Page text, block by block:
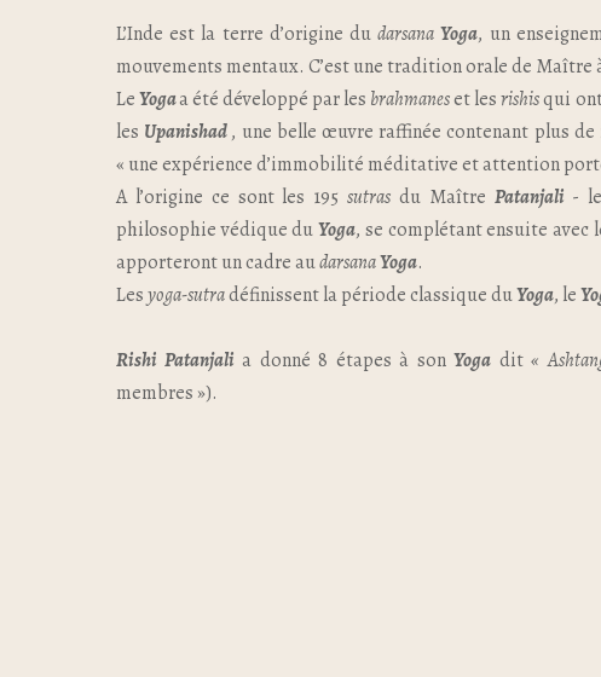
L’Inde est la terre d’origine dudarsanaYoga, un
mouvements mentaux. C’est une tradition orale de Maître
LeYogaa été développé par les brahmaneset lesrishisqui
les Upanishad, une belle œuvre raffinée contenant plus
« une expérience d’immobilité méditative et attention
A l’origine ce sont les 195sutras du Maître Patanjali -
philosophie védique duYoga, se complétant ensuite avec
apporteront un cadre audarsanaYoga.
Lesyoga-sutradéfinissent la période classique duYoga, le
Rishi Patanjali a donné 8 étapes à sonYoga dit«
membres »).